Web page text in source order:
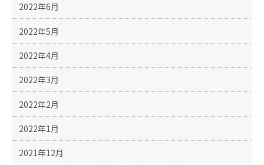
2022年6月
2022年5月
2022年4月
2022年3月
2022年2月
2022年1月
2021年12月